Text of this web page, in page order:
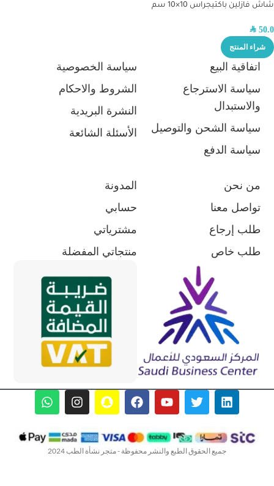
شاش فازلين باكتيجراس 10×10 سم
SAR 50.0
شراء المنتج
اتفاقية البيع
سياسة الاسترجاع
والاستبدال
سياسة الشحن والتوصيل
سياسة الدفع
سياسة الخصوصية
الشروط والاحكام
النشرة البريدية
الأسئلة الشائعة
من نحن
تواصل معنا
طلب إرجاع
طلب خاص
المدونة
حسابي
مشترياتي
منتجاتي المفضلة
جميع الحقوق الطبع والنشر محفوظة - متجر نشأة الطب 2024